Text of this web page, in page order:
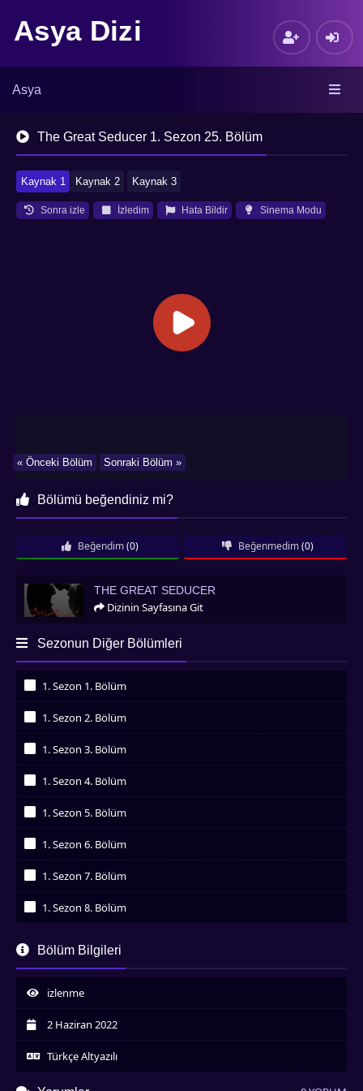
Asya Dizi
Asya
The Great Seducer 1. Sezon 25. Bölüm
Kaynak 1 Kaynak 2 Kaynak 3
Sonra izle İzledim Hata Bildir Sinema Modu
Sonraki Bölüm »
« Önceki Bölüm
Bölümü beğendiniz mi?
Beğendim (0) Beğenmedim (0)
The Great Seducer
THE GREAT SEDUCER
Dizinin Sayfasına Git
Sezonun Diğer Bölümleri
1. Sezon 1. Bölüm
1. Sezon 2. Bölüm
1. Sezon 3. Bölüm
1. Sezon 4. Bölüm
1. Sezon 5. Bölüm
1. Sezon 6. Bölüm
1. Sezon 7. Bölüm
1. Sezon 8. Bölüm
İzledim
İzledim
1. Sezon 10. Bölüm
İzledim
İzledim
İzledim
1. Sezon 13. Bölüm
Bölüm Bilgileri
izlenme
2 Haziran 2022
Türkçe Altyazılı